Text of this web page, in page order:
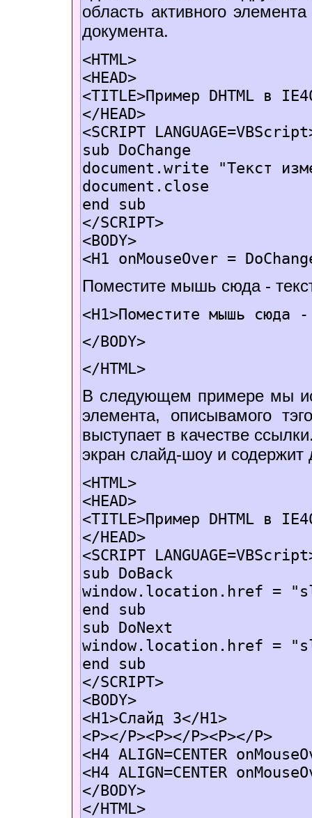
область активного
документа.
<HTML>
<HEAD>
<TITLE>Пример DHTML в
</HEAD>
<SCRIPT
sub DoChange
document.write "Текст
document.close
end sub
</SCRIPT>
<BODY>
<H1 onMouseOver =
Поместите мышь сюда -
<H1>Поместите мышь сюда
</BODY>
</HTML>
В следующем примере мы
элемента, описывамого
выступает в качестве
экран слайд-шоу и
<HTML>
<HEAD>
<TITLE>Пример DHTML в
</HEAD>
<SCRIPT
sub DoBack
window.location.href =
end sub
sub DoNext
window.location.href =
end sub
</SCRIPT>
<BODY>
<H1>Слайд 3</H1>
<P></P><P></P><P></P>
<H4 ALIGN=CENTER
<H4 ALIGN=CENTER
</BODY>
</HTML>